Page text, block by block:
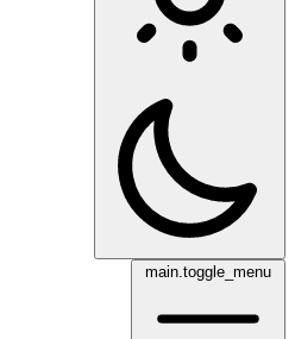
main.toggle_menu